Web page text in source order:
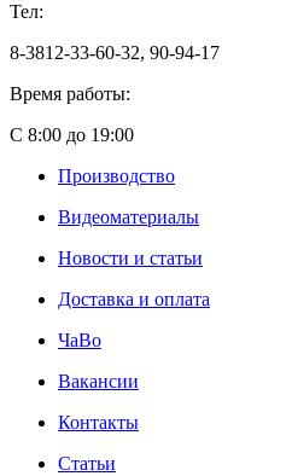
Тел:
8-3812-33-60-32, 90-94-17
Время работы:
С 8:00 до 19:00
Производство
Видеоматериалы
Новости и статьи
Доставка и оплата
ЧаВо
Вакансии
Контакты
Статьи